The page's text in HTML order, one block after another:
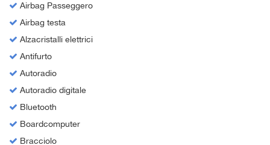
Airbag Passeggero
Airbag testa
Alzacristalli elettrici
Antifurto
Autoradio
Autoradio digitale
Bluetooth
Boardcomputer
Bracciolo